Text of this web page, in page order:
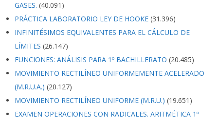
GASES. (40.091)
PRÁCTICA LABORATORIO LEY DE HOOKE (31.396)
INFINITÉSIMOS EQUIVALENTES PARA EL CÁLCULO DE
LÍMITES (26.147)
FUNCIONES: ANÁLISIS PARA 1º BACHILLERATO (20.485)
MOVIMIENTO RECTILÍNEO UNIFORMEMENTE ACELERADO
(M.R.U.A.) (20.127)
MOVIMIENTO RECTILÍNEO UNIFORME (M.R.U.) (19.651)
EXAMEN OPERACIONES CON RADICALES. ARITMÉTICA 1º